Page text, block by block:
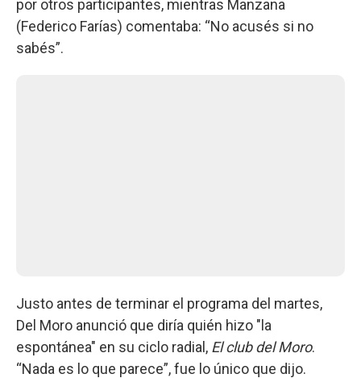
por otros participantes, mientras Manzana
(Federico Farías) comentaba: “No acusés si no
sabés”.
Justo antes de terminar el programa del martes,
Del Moro anunció que diría quién hizo "la
espontánea" en su ciclo radial, El club del Moro.
“Nada es lo que parece”, fue lo único que dijo.